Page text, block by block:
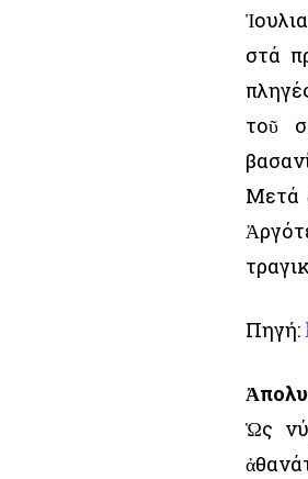
στά
τοῦ
Μετά
Πηγή:
Ὡς